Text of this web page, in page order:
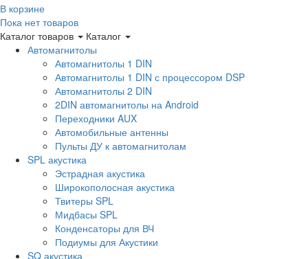
В корзине
Пока нет товаров
Каталог товаров
Каталог
Автомагнитолы
Автомагнитолы 1 DIN
Автомагнитолы 1 DIN с процессором DSP
Автомагнитолы 2 DIN
2DIN автомагнитолы на Android
Переходники AUX
Автомобильные антенны
Пульты ДУ к автомагнитолам
SPL акустика
Эстрадная акустика
Широкополосная акустика
Твитеры SPL
Мидбасы SPL
Конденсаторы для ВЧ
Подиумы для Акустики
SQ акустика